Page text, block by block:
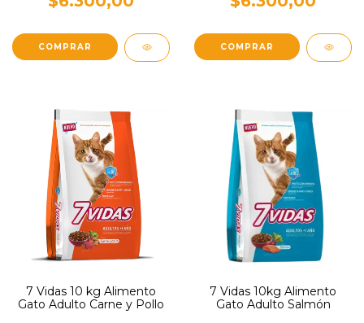
7 Vidas 10 kg Alimento
Gato Adulto Carne y Pollo
7 Vidas 10kg Alimento
Gato Adulto Salmón